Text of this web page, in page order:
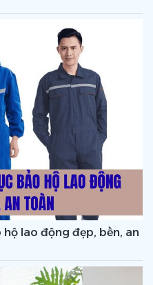
lao động đẹp, bền, an